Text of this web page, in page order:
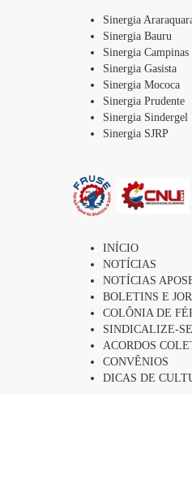
Sinergia
Sinergia Bauru
Sinergia Campinas
Sinergia Gasista
Sinergia Mococa
Sinergia Prudente
Sinergia Sindergel
Sinergia SJRP
INÍCIO
NOTÍCIAS
NOTÍCIAS
BOLETINS E
COLÔNIA DE
SINDICALIZE-SE
ACORDOS
CONVÊNIOS
DICAS DE